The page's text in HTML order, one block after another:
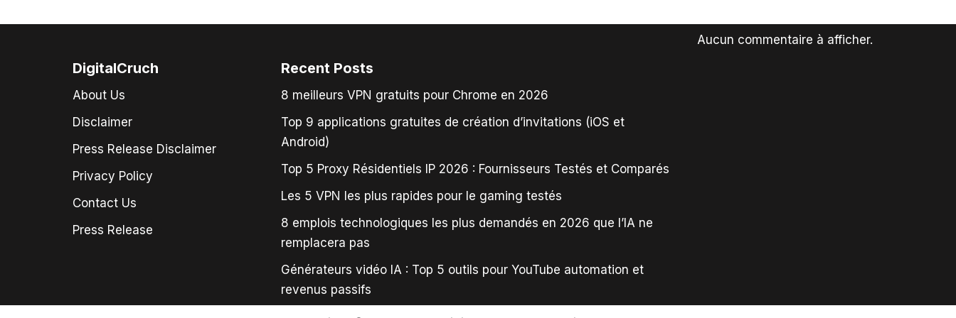
DigitalCruch
About Us
Disclaimer
Press Release Disclaimer
Privacy Policy
Contact Us
Press Release
Recent Posts
8 meilleurs VPN gratuits pour Chrome en 2026
Top 9 applications gratuites de création d’invitations (iOS et
Android)
Top 5 Proxy Résidentiels IP 2026 : Fournisseurs Testés et Comparés
Les 5 VPN les plus rapides pour le gaming testés
8 emplois technologiques les plus demandés en 2026 que l’IA ne
remplacera pas
Générateurs vidéo IA : Top 5 outils pour YouTube automation et
revenus passifs
Aucun commentaire à afficher.